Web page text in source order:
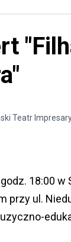
Teatr
18:00 w
przy ul.